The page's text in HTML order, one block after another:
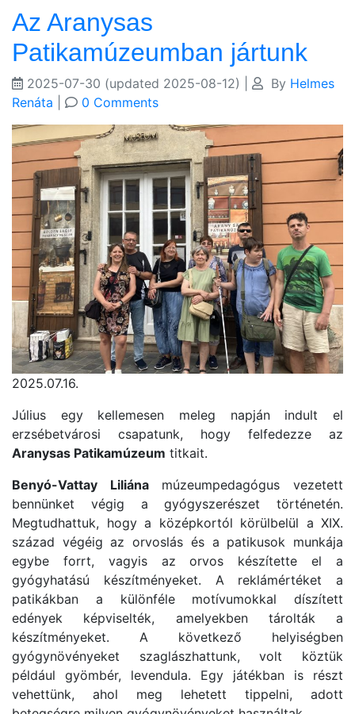
Az Aranysas
Patikamúzeumban jártunk
2025-07-30 (updated 2025-08-12) By Helmes
Renáta
0 Comments
2025.07.16.
Július egy kellemesen meleg napján indult el
erzsébetvárosi csapatunk, hogy felfedezze az
Aranysas Patikamúzeum titkait.
Benyó-Vattay Liliánamúzeumpedagógus vezetett
bennünket végig a gyógyszerészet történetén.
Megtudhattuk, hogy a középkortól körülbelül a XIX.
század végéig az orvoslás és a patikusok munkája
egybe forrt, vagyis az orvos készítette el a
gyógyhatású készítményeket. A reklámértéket a
patikákban a különféle motívumokkal díszített
edények képviselték, amelyekben tárolták a
készítményeket. A következő helyiségben
gyógynövényeket szaglászhattunk, volt köztük
például gyömbér, levendula. Egy játékban is részt
vehettünk, ahol meg lehetett tippelni, adott